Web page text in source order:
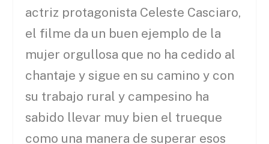
actriz protagonista Celeste Casciaro,
el filme da un buen ejemplo de la
mujer orgullosa que no ha cedido al
chantaje y sigue en su camino y con
su trabajo rural y campesino ha
sabido llevar muy bien el trueque
como una manera de superar esos